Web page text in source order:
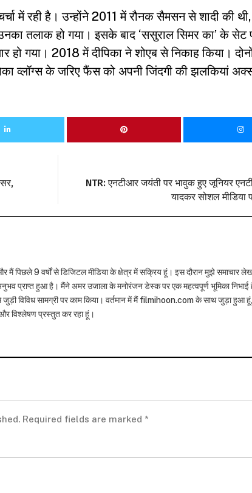
में रही है। उन्होंने 2011 में रौनक सैमसन से शादी की
तलाक हो गया। इसके बाद ‘ससुराल सिमर का’ के सेट
हो गया। 2018 में दीपिका ने शोएब से निकाह किया।
व्लॉग्स के जरिए फैंस को अपनी जिंदगी की झलकियां
NTR: एनटीआर जयंती पर भावुक हुए जूनियर
यादकर सोशल मीडिया
मैं पिछले 9 वर्षों से डिजिटल मीडिया के क्षेत्र में सक्रिय हूं। इस दौरान मुझे समाचार
प्राप्त हुआ है। मैंने अमर उजाला के मनोरंजन डेस्क पर एक महत्वपूर्ण भूमिका निभाई
विविध सामग्री पर काम किया। वर्तमान में मैं filmihoon.com के साथ जुड़ा हुआ
विश्लेषण प्रस्तुत कर रहा हूं।
Required fields are marked *